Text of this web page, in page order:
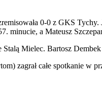
0-0 z GKS Tychy.
minucie, a Mateusz
Stalą Mielec. Bartosz
zagrał całe spotkanie w